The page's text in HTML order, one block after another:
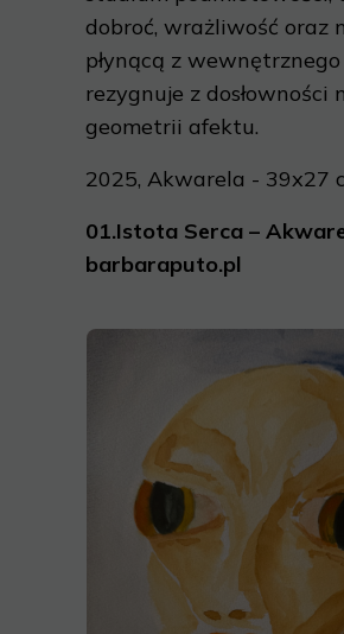
dobroć, wrażliwość oraz
płynącą z
rezygnuje z dosłowności
geometrii afektu.
2025, Akwarela - 39x27
01.Istota Serca –
barbaraputo.pl